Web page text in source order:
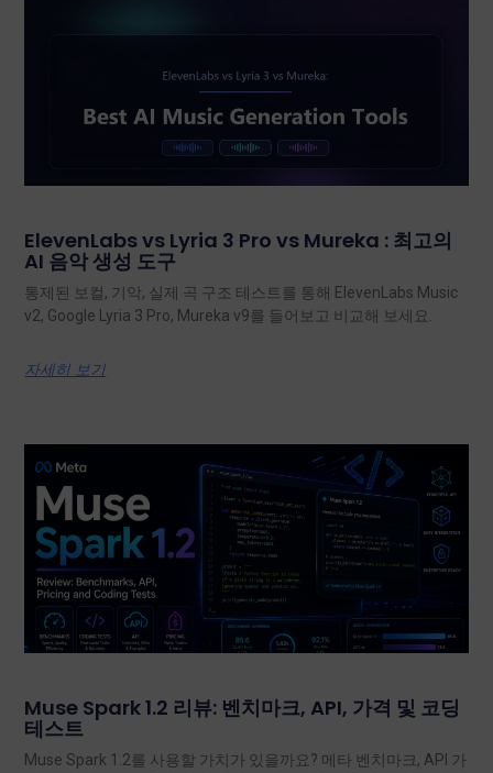
ElevenLabs vs Lyria 3 Pro vs Mureka : 최고의
AI 음악 생성 도구
통제된 보컬, 기악, 실제 곡 구조 테스트를 통해 ElevenLabs Music
v2, Google Lyria 3 Pro, Mureka v9를 들어보고 비교해 보세요.
자세히 보기
Muse Spark 1.2 리뷰: 벤치마크, API, 가격 및 코딩
테스트
Muse Spark 1.2를 사용할 가치가 있을까요? 메타 벤치마크, API 가